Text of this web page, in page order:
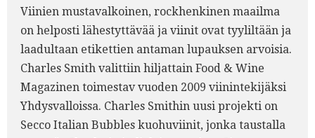
Viinien mustavalkoinen, rockhenkinen maailma
on helposti lähestyttävää ja viinit ovat tyyliltään ja
laadultaan etikettien antaman lupauksen arvoisia.
Charles Smith valittiin hiljattain Food & Wine
Magazinen toimestav vuoden 2009 viinintekijäksi
Yhdysvalloissa. Charles Smithin uusi projekti on
Secco Italian Bubbles kuohuviinit, jonka taustalla